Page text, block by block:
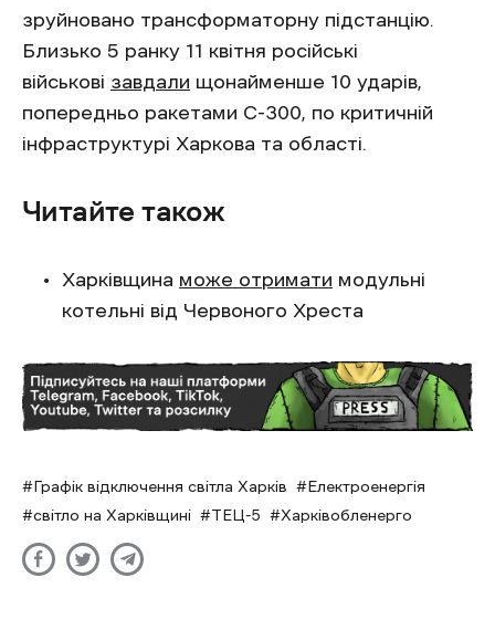
зруйновано трансформаторну підстанцію.
Близько 5 ранку 11 квітня російські
військові завдали щонайменше 10 ударів,
попередньо ракетами С-300, по критичній
інфраструктурі Харкова та області.
Читайте також
Харківщина може отримати модульні
котельні від Червоного Хреста
Графік відключення світла Харків
Електроенергія
світло на Харківщині
ТЕЦ-5 Харківобленерго